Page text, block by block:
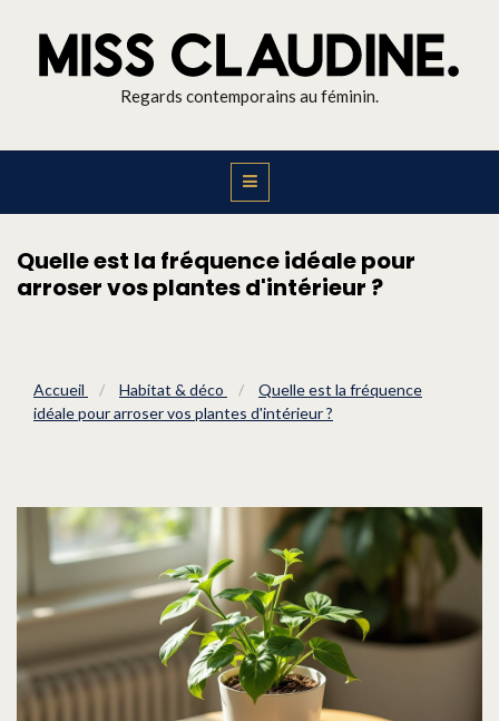
Regards contemporains au féminin.
Quelle est la fréquence idéale pour
arroser vos plantes d'intérieur ?
Accueil / Habitat & déco /
Quelle est la fréquence
idéale pour arroser vos plantes d'intérieur ?